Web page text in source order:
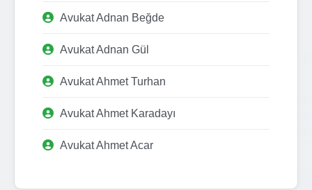
Avukat Adnan Beğde
Avukat Adnan Gül
Avukat Ahmet Turhan
Avukat Ahmet Karadayı
Avukat Ahmet Acar